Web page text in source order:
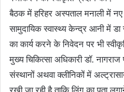
बैठक में हरिहर अस्पताल मनाली में
सामुदायिक स्वास्थ्य केन्द्र आनी में डा
का कार्य करने के निवेदन पर भी
मुख्य चिकित्सा अधिकारी डॉ.
संस्थानों अथवा क्लीनिकों में